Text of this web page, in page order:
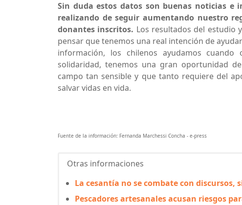
Sin duda estos datos son buenas noticias
realizando de seguir aumentando nuestro
donantes inscritos. Los resultados del estudio
pensar que tenemos una real intención de
información, los chilenos ayudamos
solidaridad, tenemos una gran oportunidad
campo tan sensible y que tanto requiere del
salvar vidas en vida.
Fuente de la información: Fernanda Marchessi Concha - e-press
Otras informaciones
La cesantía no se combate con discursos,
Pescadores artesanales acusan riesgos